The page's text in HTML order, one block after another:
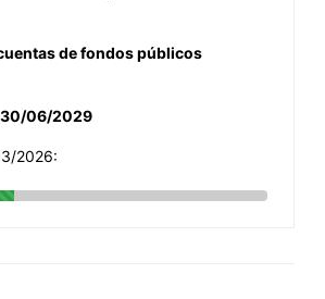
de fondos públicos
06/2029
2026: